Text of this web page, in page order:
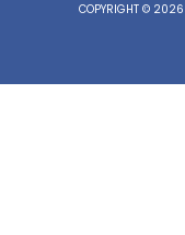
COPYRIGHT © 2026